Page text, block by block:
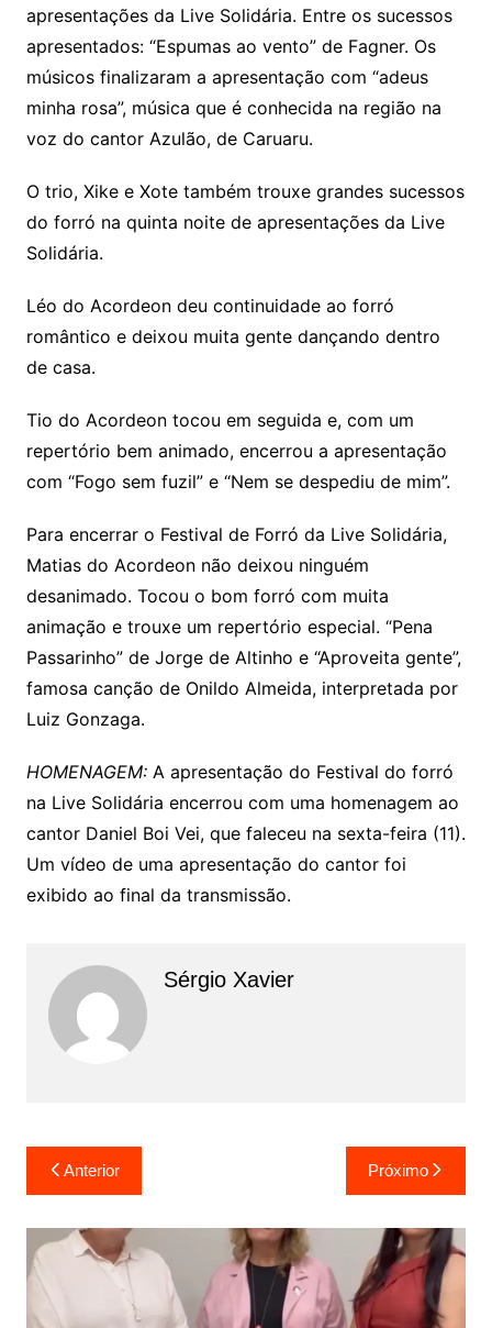
apresentações da Live Solidária. Entre os sucessos
apresentados: “Espumas ao vento” de Fagner. Os
músicos finalizaram a apresentação com “adeus
minha rosa”, música que é conhecida na região na
voz do cantor Azulão, de Caruaru.
O trio, Xike e Xote também trouxe grandes sucessos
do forró na quinta noite de apresentações da Live
Solidária.
Léo do Acordeon deu continuidade ao forró
romântico e deixou muita gente dançando dentro
de casa.
Tio do Acordeon tocou em seguida e, com um
repertório bem animado, encerrou a apresentação
com “Fogo sem fuzil” e “Nem se despediu de mim”.
Para encerrar o Festival de Forró da Live Solidária,
Matias do Acordeon não deixou ninguém
desanimado. Tocou o bom forró com muita
animação e trouxe um repertório especial. “Pena
Passarinho” de Jorge de Altinho e “Aproveita gente”,
famosa canção de Onildo Almeida, interpretada por
Luiz Gonzaga.
HOMENAGEM:A apresentação do Festival do forró
na Live Solidária encerrou com uma homenagem ao
cantor Daniel Boi Vei, que faleceu na sexta-feira (11).
Um vídeo de uma apresentação do cantor foi
exibido ao final da transmissão.
Sérgio Xavier
Anterior Próximo